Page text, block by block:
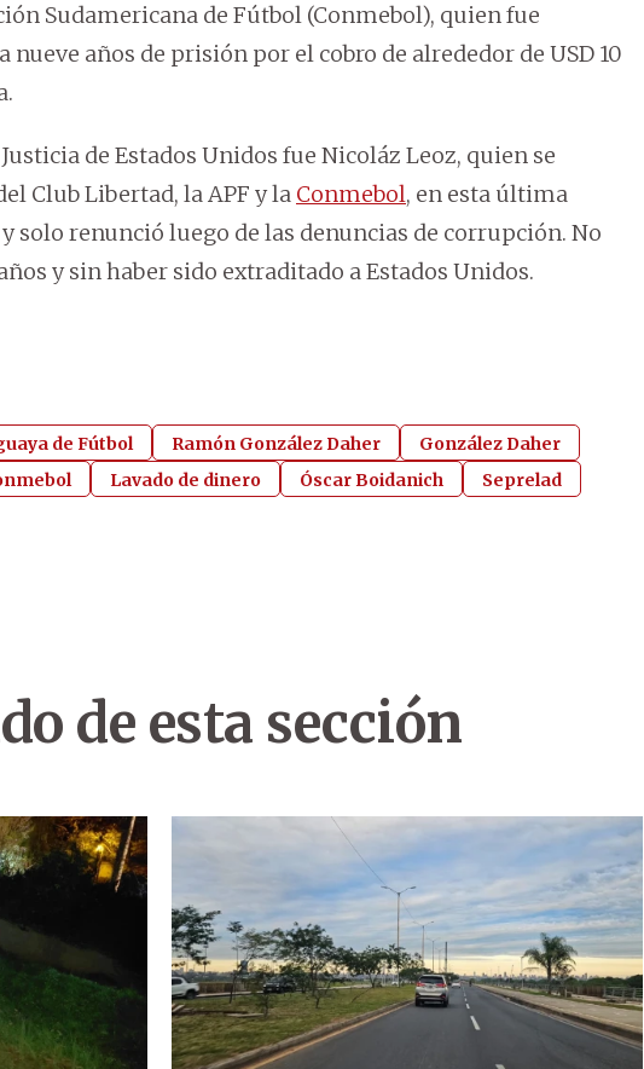
Sudamericana de Fútbol (Conmebol), quien fue
nueve años de prisión por el cobro de alrededor de USD 10
de Estados Unidos fue Nicoláz Leoz, quien se
Club Libertad, la APF y la Conmebol, en esta última
solo renunció luego de las denuncias de corrupción. No
y sin haber sido extraditado a Estados Unidos.
de Fútbol Ramón González Daher
González Daher
Lavado de dinero Óscar Boidanich
Seprelad
de esta sección